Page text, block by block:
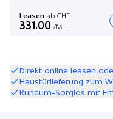
Leasen ab CHF
331.00 /Mt.
Direkt online leasen
Haustürlieferung zum
Rundum-Sorglos mit